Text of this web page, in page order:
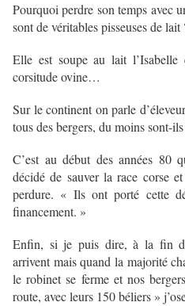
Pourquoi perdre son temps avec
sont de véritables pisseuses de lait
Elle est soupe au lait
corsitude ovine…
Sur le continent on parle
tous des bergers, du moins sont-
C’est au début des années 80
décidé de sauver la race corse
perdure. « Ils ont porté cette
financement. »
Enfin, si je puis dire, à la fin
arrivent mais quand la majorité
le robinet se ferme et nos
route, avec leurs 150 béliers »